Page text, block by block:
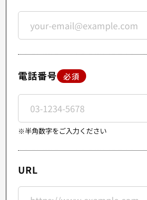
電話番号 必須
※半角数字をご入力ください
URL